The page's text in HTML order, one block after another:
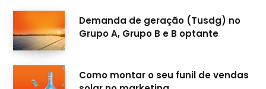
o
k
g
a
b
e
d
n
Demanda de geração (Tusdg) no
Grupo A, Grupo B e B optante
Como montar o seu funil de vendas